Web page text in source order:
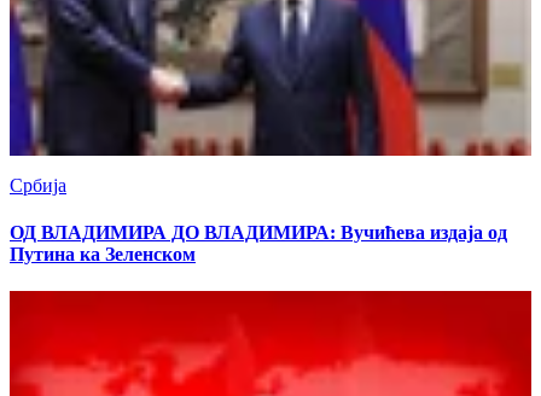
Србија
ОД ВЛАДИМИРА ДО ВЛАДИМИРА: Вучићева издаја од
Путина ка Зеленском